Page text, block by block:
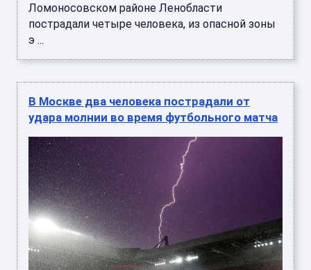
Ломоносовском районе Ленобласти
пострадали четыре человека, из опасной зоны
э ...
В Москве два человека пострадали от
удара молнии во время футбольного матча